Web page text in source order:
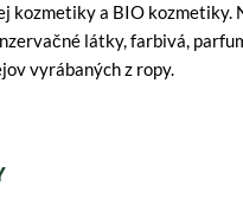
kozmetiky a BIO kozmetiky.
látky, farbivá,
vyrábaných z ropy.